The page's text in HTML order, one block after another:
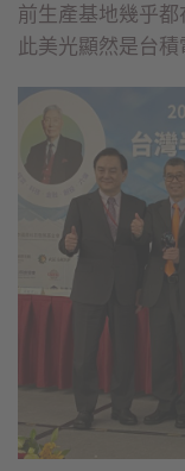
前生產基地幾乎
此美光顯然是台積